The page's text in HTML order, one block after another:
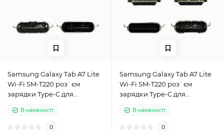
Samsung Galaxy Tab A7 Lite
Wi-Fi SM-T220 роз`єм
зарядки Type-C для
В наявності
0
Samsung Galaxy Tab A7 Lite
Wi-Fi SM-T220 роз`єм
зарядки Type-C для
В наявності
0